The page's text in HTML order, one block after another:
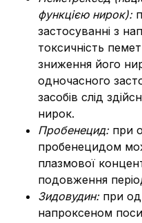
функцією нирок):
застосуванні з
токсичність
зниження його
одночасного
засобів слід
нирок.
Пробенецид: при
пробенецидом
плазмової
подовження
Зидовудин: при
напроксеном